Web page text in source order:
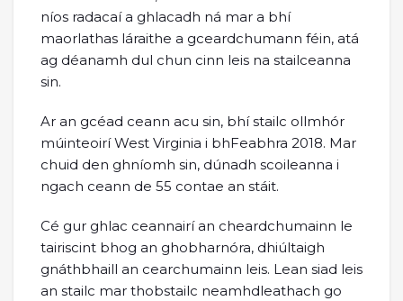
níos radacaí a ghlacadh ná mar a bhí
maorlathas láraithe a gceardchumann féin, atá
ag déanamh dul chun cinn leis na stailceanna
sin.
Ar an gcéad ceann acu sin, bhí stailc ollmhór
múinteoirí West Virginia i bhFeabhra 2018. Mar
chuid den ghníomh sin, dúnadh scoileanna i
ngach ceann de 55 contae an stáit.
Cé gur ghlac ceannairí an cheardchumainn le
tairiscint bhog an ghobharnóra, dhiúltaigh
gnáthbhaill an cearchumainn leis. Lean siad leis
an stailc mar thobstailc neamhdleathach go